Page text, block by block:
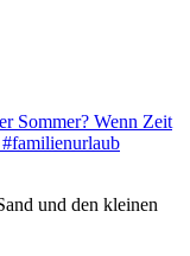
Sommer? Wenn Zeit
und den kleinen